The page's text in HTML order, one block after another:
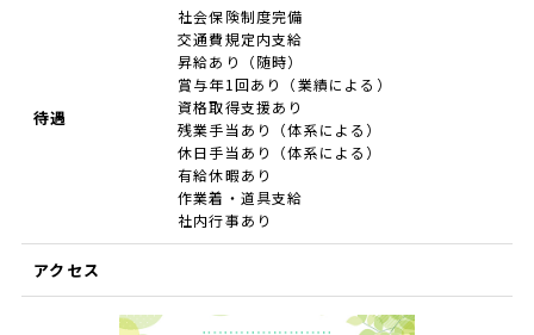
待遇
社会保険制度完備
交通費規定内支給
昇給あり（随時）
賞与年1回あり（業績による）
資格取得支援あり
残業手当あり（体系による）
休日手当あり（体系による）
有給休暇あり
作業着・道具支給
社内行事あり
アクセス